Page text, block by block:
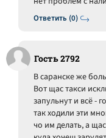
Ответить (0)
Гость 2792
В саранске же
Вот щас такси
запульнут и всё -
так ходили эти
чо им делать, а